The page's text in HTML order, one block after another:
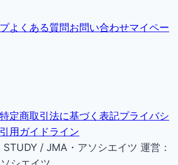
よくある質問お問い合わせマイペー
特定商取引法に基づく表記プライバシ
用ガイドライン
/ JMA・アソシエイツ 運営：